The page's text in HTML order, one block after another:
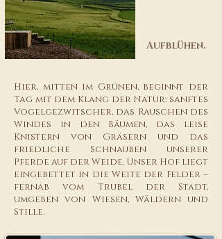
Aufblühen.
Hier, mitten im Grünen, beginnt der
Tag mit dem Klang der Natur: sanftes
Vogelgezwitscher, das Rauschen des
Windes in den Bäumen, das leise
Knistern von Gräsern und das
friedliche Schnauben unserer
Pferde auf der Weide. Unser Hof liegt
eingebettet in die Weite der Felder –
fernab vom Trubel der Stadt,
umgeben von Wiesen, Wäldern und
Stille.